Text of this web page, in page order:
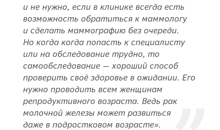
и не нужно, если в клинике всегда есть
возможность обратиться к маммологу
и сделать маммографию без очереди.
Но когда когда попасть к специалисту
или на обследование трудно, то
самообследование — хороший способ
проверить своё здоровье в ожидании. Его
нужно проводить всем женщинам
репродуктивного возраста. Ведь рак
молочной железы может развиться
даже в подростковом возрасте».